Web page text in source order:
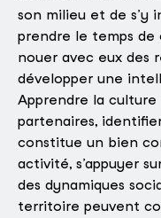
son milieu et de s’y
prendre le temps
nouer avec eux des
développer une
Apprendre la
partenaires,
constitue un bien
activité, s’appuyer
des dynamiques
territoire peuvent